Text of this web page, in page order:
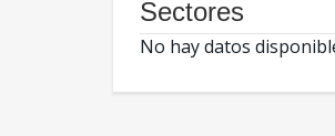
Sectores
No hay datos